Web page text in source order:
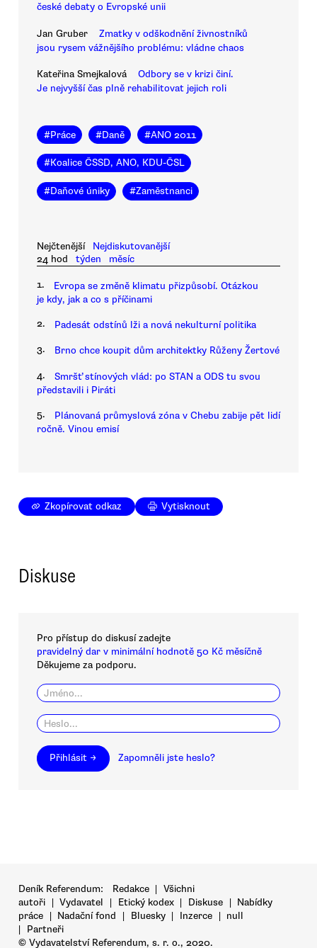
české debaty o Evropské unii
Jan Gruber
Zmatky v odškodnění živnostníků
jsou rysem vážnějšího problému: vládne chaos
Kateřina Smejkalová
Odbory se v krizi činí.
Je nejvyšší čas plně rehabilitovat jejich roli
#Práce #Daně #ANO 2011
#Koalice ČSSD, ANO, KDU-ČSL
#Daňové úniky #Zaměstnanci
Nejčtenější
Nejdiskutovanější
24 hod
týden měsíc
1.
Evropa se změně klimatu přizpůsobí. Otázkou
je kdy, jak a co s příčinami
2. Padesát odstínů lži a nová nekulturní politika
3. Brno chce koupit dům architektky Růženy Žertové
4.
Smršť stínových vlád: po STAN a ODS tu svou
představili i Piráti
5.
Plánovaná průmyslová zóna v Chebu zabije pět lidí
ročně. Vinou emisí
Zkopírovat odkaz Vytisknout
Diskuse
Pro přístup do diskusí zadejte
pravidelný dar v minimální hodnotě 50 Kč měsíčně
Děkujeme za podporu.
Přihlásit → Zapomněli jste heslo?
Deník Referendum: Redakce | Všichni
autoři | Vydavatel | Etický kodex | Diskuse | Nabídky
práce | Nadační fond | Bluesky | Inzerce | null
|
Partneři
© Vydavatelství Referendum, s. r. o., 2020.